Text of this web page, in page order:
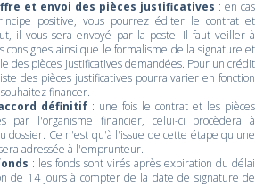
et envoi des pièces justificatives : en cas
positive, vous pourrez éditer le contrat et
il vous sera envoyé par la poste. Il faut veiller à
consignes ainsi que le formalisme de la signature et
des pièces justificatives demandées. Pour un crédit
des pièces justificatives pourra varier en fonction
financer.
définitif : une fois le contrat et les pièces
par l'organisme financier, celui-ci procèdera à
dossier. Ce n'est qu'à l'issue de cette étape qu'une
adressée à l'emprunteur.
: les fonds sont virés après expiration du délai
de 14 jours à compter de la date de signature de